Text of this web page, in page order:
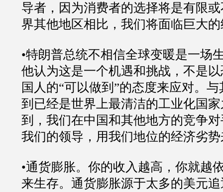
导者，因为消费者的选择将是有限
界其他地区相比，我们将面临巨大
•特朗普总统不相信全球变暖是一场
他认为这是一个机遇和挑战，不是
国人的“可以做到”的态度来应对。
到已经是世界上最清洁的工业化国
到，我们在中国和其他地方的竞争
我们的领导，用我们地位的经济劣
•通货膨胀。你的收入越高，你就越
来生存。通货膨胀源于太多的美元